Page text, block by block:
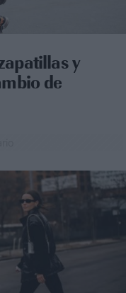
y
de